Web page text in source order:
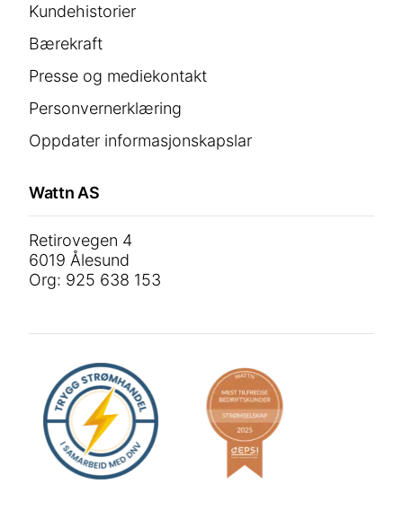
Kundehistorier
Bærekraft
Presse og mediekontakt
Personvernerklæring
Oppdater informasjonskapslar
Wattn AS
Retirovegen 4
6019 Ålesund
Org: 925 638 153